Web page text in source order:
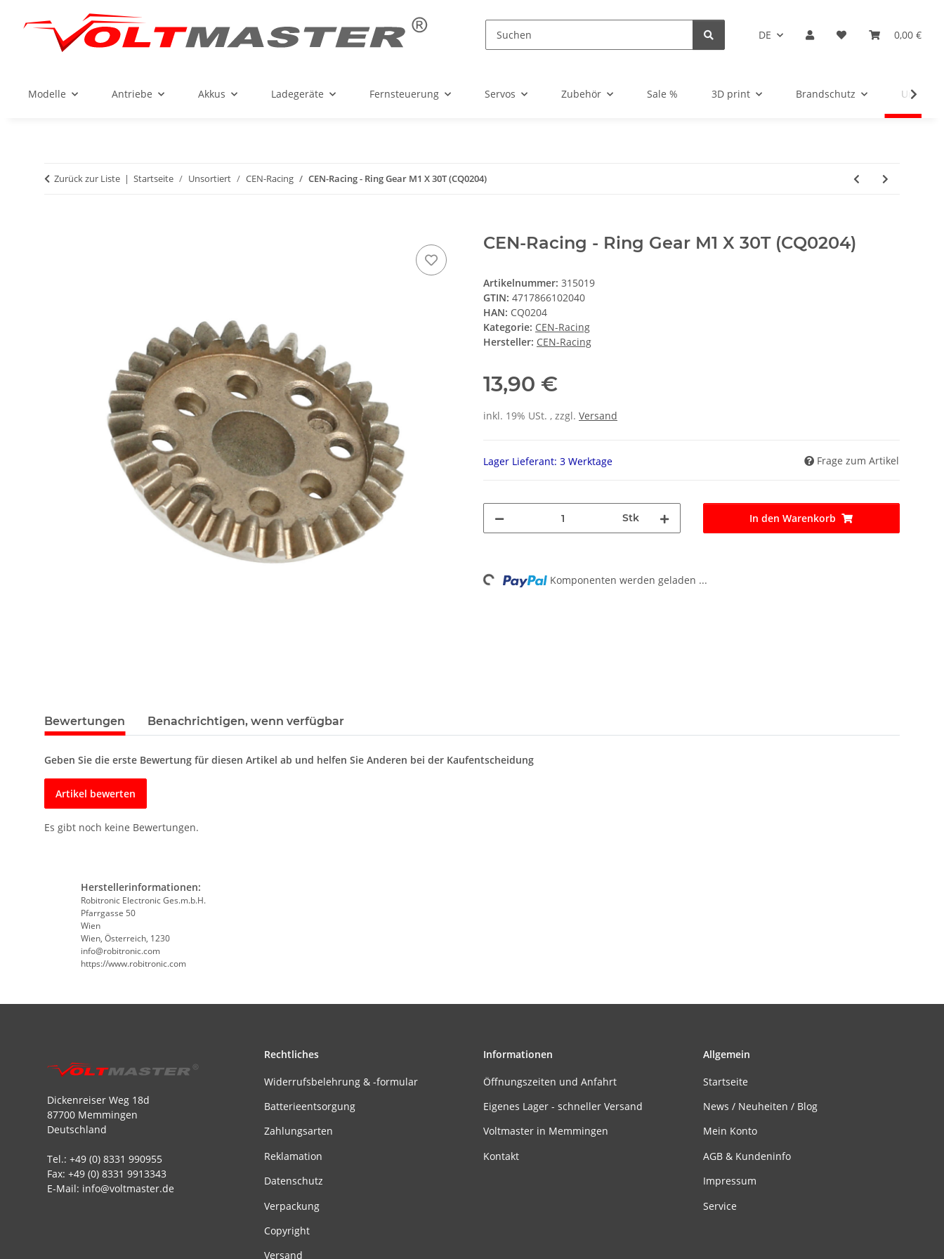
DE 0,00 €
Modelle Antriebe Akkus Ladegeräte Fernsteuerung Servos Zubehör Sale % 3D print Brandschutz
Zurück zur Liste Startseite Unsortiert CEN-Racing CEN-Racing - Ring Gear M1 X 30T (CQ0204)
CEN-Racing - Ring Gear M1 X 30T (CQ0204)
Artikelnummer: 315019
GTIN: 4717866102040
HAN: CQ0204
Kategorie: CEN-Racing
Hersteller: CEN-Racing
13,90 €
inkl. 19% USt. , zzgl. Versand
Lager Lieferant: 3 Werktage Frage zum Artikel
Stk In den Warenkorb
Loading... Komponenten werden geladen ...
Bewertungen Benachrichtigen, wenn verfügbar
Geben Sie die erste Bewertung für diesen Artikel ab und helfen Sie Anderen bei der Kaufentscheidung
Artikel bewerten
Es gibt noch keine Bewertungen.
Herstellerinformationen:
Robitronic Electronic Ges.m.b.H.
Pfarrgasse 50
Wien
Wien, Österreich, 1230
info@robitronic.com
https://www.robitronic.com
Dickenreiser Weg 18d
87700 Memmingen
Deutschland
Tel.: +49 (0) 8331 990955
Fax: +49 (0) 8331 9913343
E-Mail: info@voltmaster.de
Rechtliches
Widerrufsbelehrung & -formular
Batterieentsorgung
Zahlungsarten
Reklamation
Datenschutz
Verpackung
Copyright
Versand
Informationen
Öffnungszeiten und Anfahrt
Eigenes Lager - schneller Versand
Voltmaster in Memmingen
Kontakt
Allgemein
Startseite
News / Neuheiten / Blog
Mein Konto
AGB & Kundeninfo
Impressum
Service